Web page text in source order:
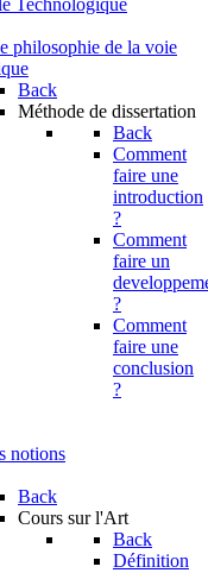
Technologique
philosophie de la voie
Back
Méthode de dissertation
Back
Comment
faire une
introduction
?
Comment
faire un
?
Comment
faire une
conclusion
?
notions
Back
Cours sur l'Art
Back
Définition